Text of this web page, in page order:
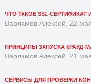
ЧТО ТАКОЕ SSL-СЕРТИФИКАТ
Варламов Алексей, 22
ПРИНЦИПЫ ЗАПУСКА КРАУД-
Варламов Алексей, 21
СЕРВИСЫ ДЛЯ ПРОВЕРКИ